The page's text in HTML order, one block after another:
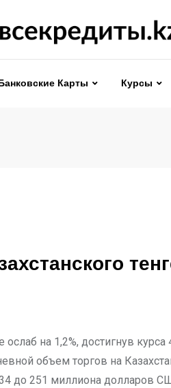
Банковские Карты Курсы
объем торгов на
до 251 миллиона долларов